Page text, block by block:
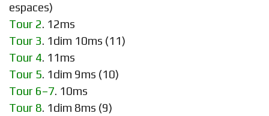
espaces)
Tour 2. 12ms
Tour 3. 1dim 10ms (11)
Tour 4. 11ms
Tour 5. 1dim 9ms (10)
Tour 6–7. 10ms
Tour 8. 1dim 8ms (9)